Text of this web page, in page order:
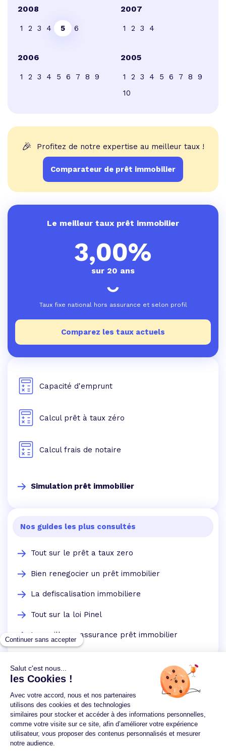
2008
1 2 3 4 5 6
2007
1 2 3 4
2006
1 2 3 4 5 6 7 8 9
2005
1 2 3 4 5 6 7 8
9
10
🎉 Profitez de notre expertise au meilleur taux !
Comparateur de prêt immobilier
Le meilleur taux prêt immobilier
3,00%
sur 20 ans
Taux fixe national hors assurance et selon profil
Comparez les taux actuels
Capacité d'emprunt
Calcul prêt à taux zéro
Calcul frais de notaire
Simulation prêt immobilier
Nos guides les plus consultés
Tout sur le prêt a taux zero
Bien renegocier un prêt immobilier
La defiscalisation immobiliere
Tout sur la loi Pinel
La meilleure assurance prêt immobilier
Un crédit vous engage et doit être remboursé.
Vérifiez vos capacités de remboursement avant de
vous engager.